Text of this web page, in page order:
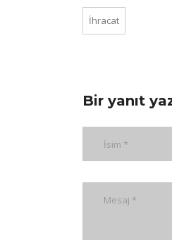
İhracat
Bir yanıt